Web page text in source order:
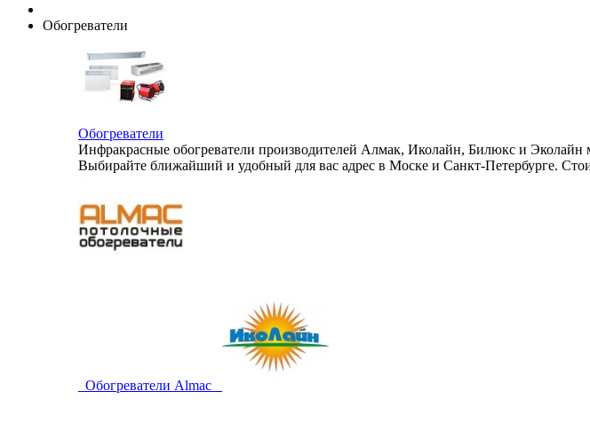
Обогреватели
Обогреватели
Инфракрасные обогреватели производителей Алмак, Иколайн, Билюкс и Эколайн
Выбирайте ближайший и удобный для вас адрес в Моске и Санкт-Петербурге.
Обогреватели Almac